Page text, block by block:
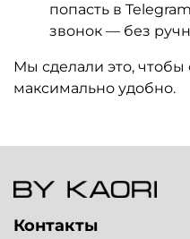
попасть в
звонок — без
Мы сделали это, чтобы
максимально удобно.
Контакты